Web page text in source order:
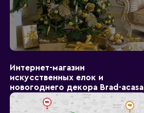
Интернет-магазин
искусственных елок и
новогоднего декора Brad-acasa